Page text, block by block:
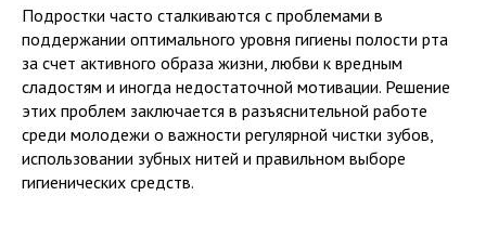
Подростки часто сталкиваются с проблемами в
поддержании оптимального уровня гигиены полости рта
за счет активного образа жизни, любви к вредным
сладостям и иногда недостаточной мотивации. Решение
этих проблем заключается в разъяснительной работе
среди молодежи о важности регулярной чистки зубов,
использовании зубных нитей и правильном выборе
гигиенических средств.